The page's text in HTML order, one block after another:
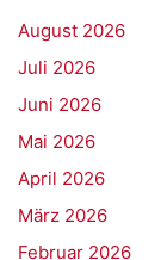
August 2026
Juli 2026
Juni 2026
Mai 2026
April 2026
März 2026
Februar 2026